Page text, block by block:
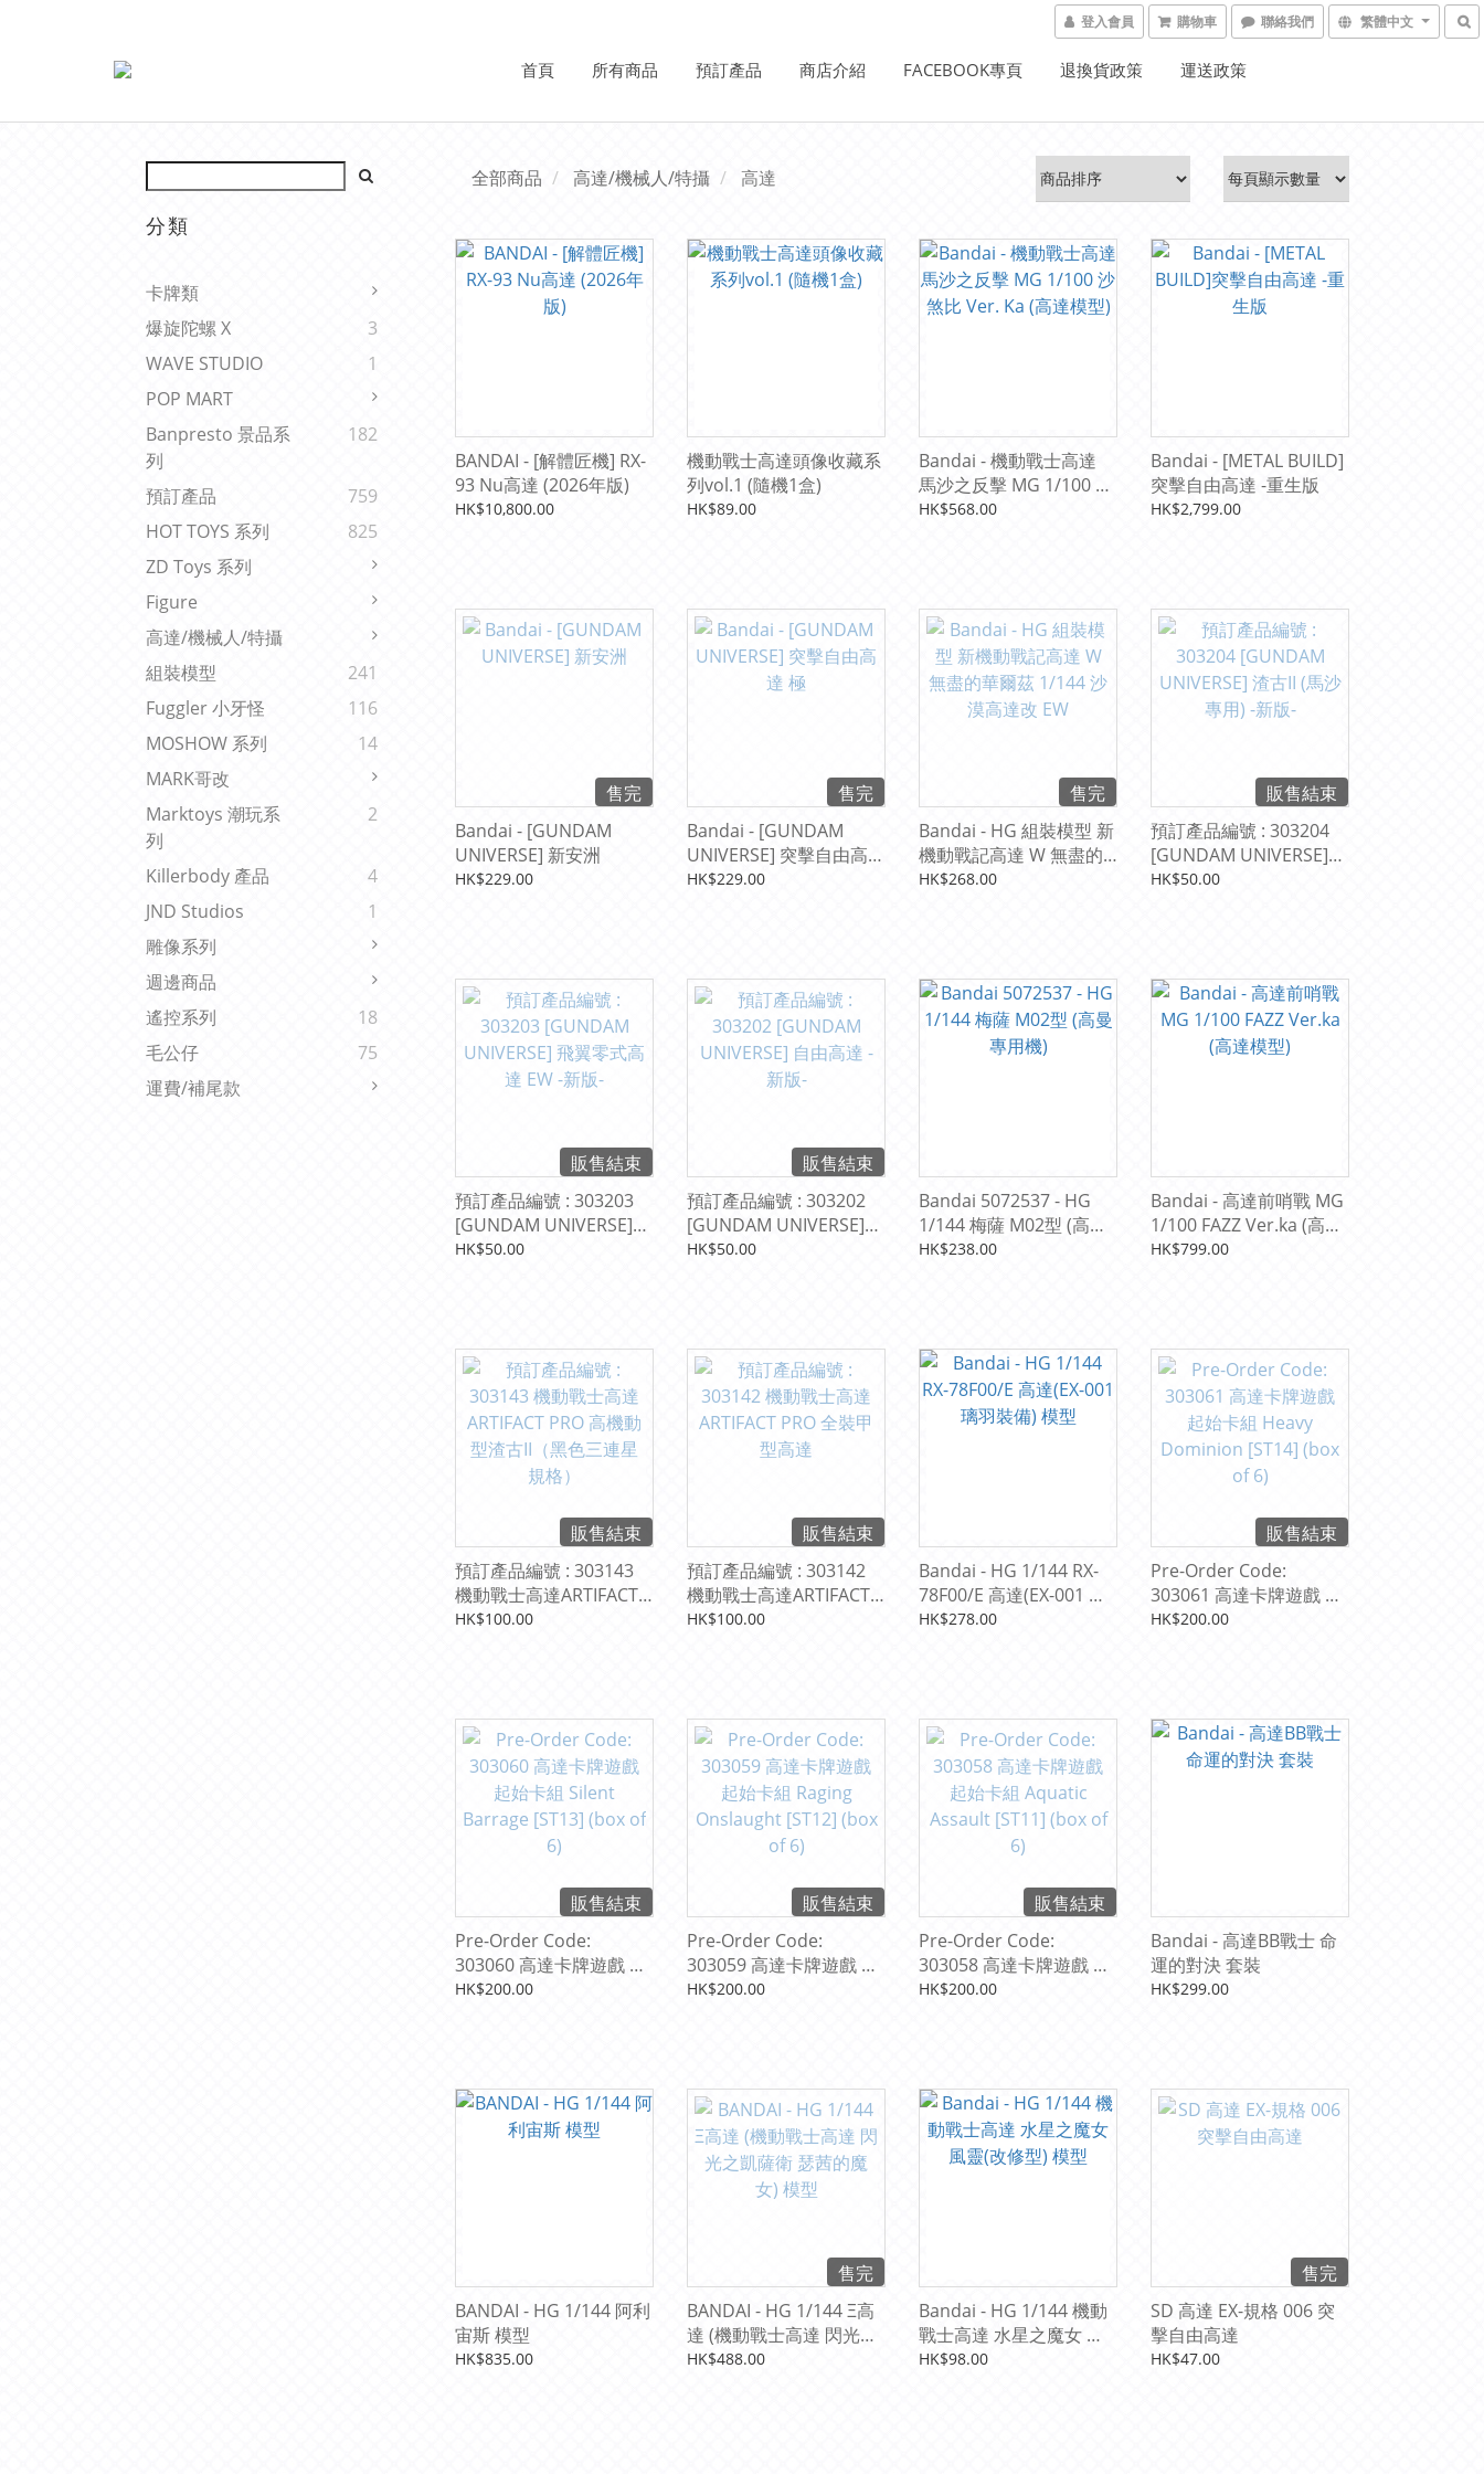
登入會員 購物車 聯絡我們 繁體中文
首頁 所有商品 預訂產品 商店介紹 FACEBOOK專頁 退換貨政策 運送政策
分類
卡牌類
爆旋陀螺 X
3
WAVE STUDIO
1
POP MART
Banpresto 景品系
列
182
預訂產品
759
HOT TOYS 系列
825
ZD Toys 系列
Figure
高達/機械人/特攝
組裝模型
241
Fuggler 小牙怪
116
MOSHOW 系列
14
MARK哥改
Marktoys 潮玩系
列
2
Killerbody 產品
4
JND Studios
1
雕像系列
週邊商品
遙控系列
18
毛公仔
75
運費/補尾款
全部商品 高達/機械人/特攝 高達
BANDAI - [解體匠機] RX-
93 Nu高達 (2026年版)
HK$10,800.00
機動戰士高達頭像收藏系
列vol.1 (隨機1盒)
HK$89.00
Bandai - 機動戰士高達
馬沙之反擊 MG 1/100 沙
煞比 Ver. Ka (高達模型)
HK$568.00
Bandai - [METAL BUILD]
突擊自由高達 -重生版
HK$2,799.00
售完
Bandai - [GUNDAM
UNIVERSE] 新安洲
HK$229.00
售完
Bandai - [GUNDAM
UNIVERSE] 突擊自由高達
極
HK$229.00
售完
Bandai - HG 組裝模型 新
機動戰記高達 W 無盡的
華爾茲 1/144 沙漠高達改
HK$268.00
販售結束
預訂產品編號 : 303204
[GUNDAM UNIVERSE]
渣古II (馬沙專用) -新版-
HK$50.00
販售結束
預訂產品編號 : 303203
[GUNDAM UNIVERSE]
飛翼零式高達 EW -新版-
HK$50.00
販售結束
預訂產品編號 : 303202
[GUNDAM UNIVERSE]
自由高達 -新版-
HK$50.00
Bandai 5072537 - HG
1/144 梅薩 M02型 (高曼
專用機)
HK$238.00
Bandai - 高達前哨戰 MG
1/100 FAZZ Ver.ka (高達
模型)
HK$799.00
販售結束
預訂產品編號 : 303143
機動戰士高達ARTIFACT
PRO 高機動型渣古II（黑
HK$100.00
販售結束
預訂產品編號 : 303142
機動戰士高達ARTIFACT
PRO 全裝甲型高達
HK$100.00
Bandai - HG 1/144 RX-
78F00/E 高達(EX-001 璃
羽裝備) 模型
HK$278.00
販售結束
Pre-Order Code:
303061 高達卡牌遊戲 起
始卡組 Heavy Dominion
HK$200.00
販售結束
Pre-Order Code:
303060 高達卡牌遊戲 起
始卡組 Silent Barrage
HK$200.00
販售結束
Pre-Order Code:
303059 高達卡牌遊戲 起
始卡組 Raging
HK$200.00
販售結束
Pre-Order Code:
303058 高達卡牌遊戲 起
始卡組 Aquatic Assault
HK$200.00
Bandai - 高達BB戰士 命
運的對決 套裝
HK$299.00
BANDAI - HG 1/144 阿利
宙斯 模型
HK$835.00
售完
BANDAI - HG 1/144 Ξ高
達 (機動戰士高達 閃光之
HK$488.00
Bandai - HG 1/144 機動
戰士高達 水星之魔女 風
靈(改修型) 模型
HK$98.00
售完
SD 高達 EX-規格 006 突
擊自由高達
HK$47.00